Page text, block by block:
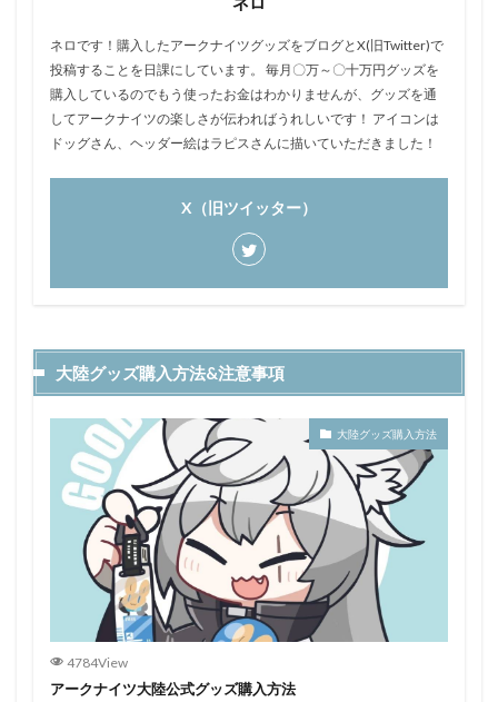
ネロです！購入したアークナイツグッズをブログとX(旧Twitter)で
投稿することを日課にしています。 毎月〇万～〇十万円グッズを
購入しているのでもう使ったお金はわかりませんが、グッズを通
してアークナイツの楽しさが伝わればうれしいです！ アイコンは
ドッグさん、ヘッダー絵はラピスさんに描いていただきました！
X（旧ツイッター）
大陸グッズ購入方法&注意事項
大陸グッズ購入方法
4784View
アークナイツ大陸公式グッズ購入方法